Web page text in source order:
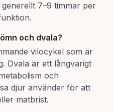
7–9 timmar per
och dvala?
vilocykel som är
Dvala är ett långvarigt
och
djur använder för att
matbrist.